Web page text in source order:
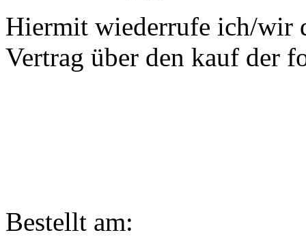
Hiermit wiederrufe ich/wir
Vertrag über den kauf der
Bestellt am: